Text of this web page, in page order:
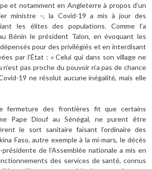
et notamment en Angleterre à propos d’un
ministre –, la Covid-19 a mis à jour des
les élites des populations. Comme l’a
Bénin le président Talon, en évoquant les
pour des privilégiés et en interdisant
par l’État : « Celui qui dans son village ne
pas proche du pouvoir n’a pas de chance
19 ne résolut aucune inégalité, mais elle
fermeture des frontières fit que certains
Pape Diouf au Sénégal, ne purent être
le sort sanitaire faisant l’ordinaire des
Faso, autre exemple à la mi-mars, le décès
de l’Assemblée nationale a mis en
des services de santé, connus